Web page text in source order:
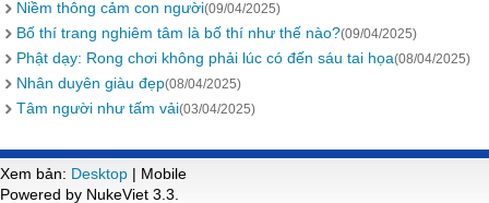
Niềm thông cảm con người(09/04/2025)
Bố thí trang nghiêm tâm là bố thí như thế nào?(09/04/2025)
Phật dạy: Rong chơi không phải lúc có đến sáu tai họa(08/04/2025)
Nhân duyên giàu đẹp(08/04/2025)
Tâm người như tấm vải(03/04/2025)
Xem bản: Desktop | Mobile
Powered by NukeViet 3.3.